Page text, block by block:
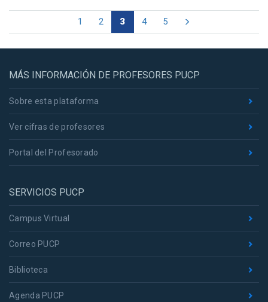
1 2 3 4 5
MÁS INFORMACIÓN DE PROFESORES PUCP
Sobre esta plataforma
Ver cifras de profesores
Portal del Profesorado
SERVICIOS PUCP
Campus Virtual
Correo PUCP
Biblioteca
Agenda PUCP